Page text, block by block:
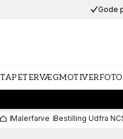
Gode
TAPETERVÆGMOTIVER
Malerfarve Bestilling Udfra